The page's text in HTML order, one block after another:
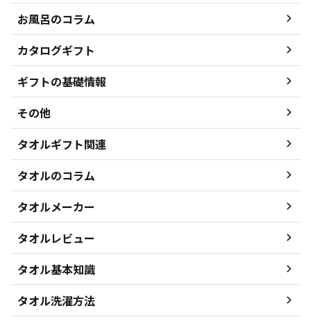
お風呂のコラム
カタログギフト
ギフトの基礎情報
その他
タオルギフト関連
タオルのコラム
タオルメーカー
タオルレビュー
タオル基本知識
タオル洗濯方法